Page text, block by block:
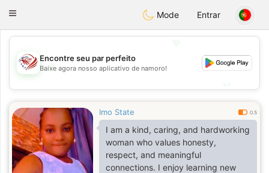
Dating
Toggle
Mode Entrar
💖
💕
Encontre seu par perfeito
Baixe agora nosso aplicativo de namoro!
Imo State 0.5
I am a kind, caring, and hardworking
woman who values honesty,
respect, and meaningful
connections. I enjoy learning new